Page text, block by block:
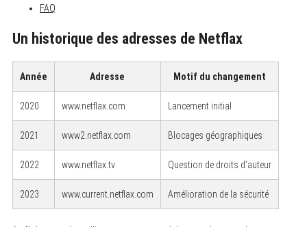
FAQ
Un historique des adresses de Netflax
Année Adresse Motif du changement
2020 www.netflax.com Lancement initial
2021 www2.netflax.com Blocages géographiques
2022 www.netflax.tv Question de droits d’auteur
2023 www.current.netflax.com Amélioration de la sécurité